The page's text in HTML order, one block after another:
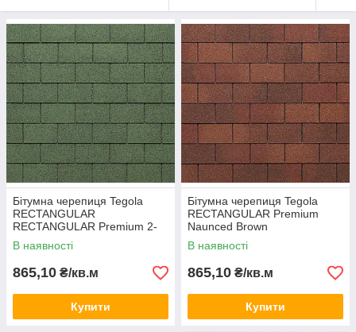
Форма нарізки бітумної черепиці Tegola RECTANGULAR
Premium - Прямокутний (Цегла)
Гнучка черепиця Tegola RECTANGULAR Premium
випускається в кольорах:
Бітумна черепиця Tegola
RECTANGULAR
RECTANGULAR Premium 2-
tone Green
В наявності
865,10 ₴/кв.м
Купити
Бітумна черепиця Tegola
RECTANGULAR Premium
Naunced Brown
В наявності
865,10 ₴/кв.м
Купити